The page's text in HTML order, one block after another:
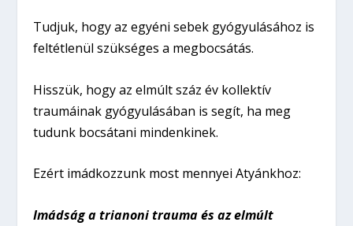
Tudjuk, hogy az egyéni sebek gyógyulásához is
feltétlenül szükséges a megbocsátás.
Hisszük, hogy az elmúlt száz év kollektív
traumáinak gyógyulásában is segít, ha meg
tudunk bocsátani mindenkinek.
Ezért imádkozzunk most mennyei Atyánkhoz:
Imádság a trianoni trauma és az elmúlt